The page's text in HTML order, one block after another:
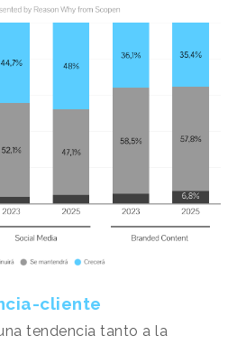
cliente
tendencia tanto a la